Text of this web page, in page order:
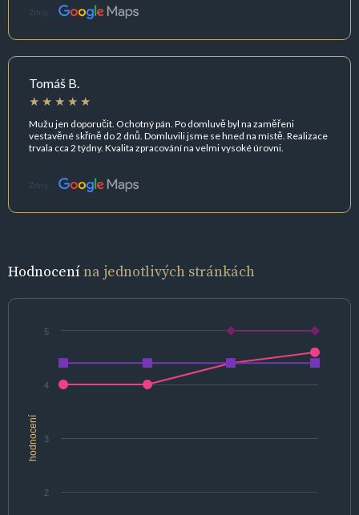
Zdroj:
Tomáš B.
Mužu jen doporučit. Ochotný pán. Po domluvě byl na zaměřeni
vestavěné skříně do 2 dnů. Domluvili jsme se hned na místě. Realizace
trvala cca 2 týdny. Kvalita zpracování na velmi vysoké úrovni.
Zdroj:
Hodnocenína jednotlivých stránkách
hodnocení
2
3
4
5